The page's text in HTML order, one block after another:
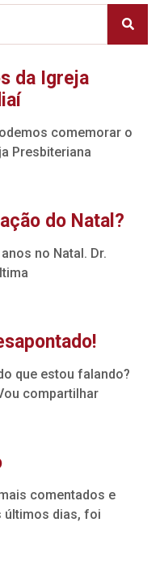
da Igreja
comemorar o
Presbiteriana
do Natal?
no Natal. Dr.
que estou falando?
compartilhar
comentados e
últimos dias, foi